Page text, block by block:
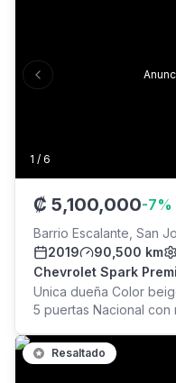
1 / 6
Previous slide
₡ 5,100,000-7%
Barrio Escalante, San
2019
90,500 km
Chevrolet Spark
Unica dueña Color
5 puertas Nacional con
Halógenos Automóvil
terminada en 7 Se
Resaltado